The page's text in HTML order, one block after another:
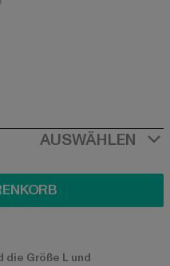
AUSWÄHLEN
Größe L und